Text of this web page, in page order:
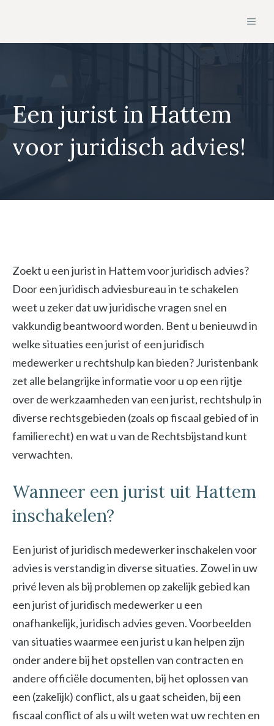
de
Een jurist in Hattem
voor juridisch advies!
Zoekt u een jurist in Hattem voor juridisch advies?
Door een juridisch adviesbureau in te schakelen
weet u zeker dat uw juridische vragen snel en
vakkundig beantwoord worden. Bent u benieuwd in
welke situaties een jurist of een juridisch
medewerker u rechtshulp kan bieden? Juristenbank
zet alle belangrijke informatie voor u op een rijtje
over de werkzaamheden van een jurist, rechtshulp in
diverse rechtsgebieden (zoals op fiscaal gebied of in
familierecht) en wat u van de Rechtsbijstand kunt
verwachten.
Wanneer een jurist uit Hattem
inschakelen?
Een jurist of juridisch medewerker inschakelen voor
advies is verstandig in diverse situaties. Zowel in uw
privé leven als bij problemen op zakelijk gebied kan
een jurist of juridisch medewerker u een
onafhankelijk, juridisch advies geven. Voorbeelden
van situaties waarmee een jurist u kan helpen zijn
onder andere bij het opstellen van contracten en
andere officiële documenten, bij het oplossen van
een (zakelijk) conflict, als u gaat scheiden, bij een
fiscaal conflict of als u wilt weten wat uw rechten en